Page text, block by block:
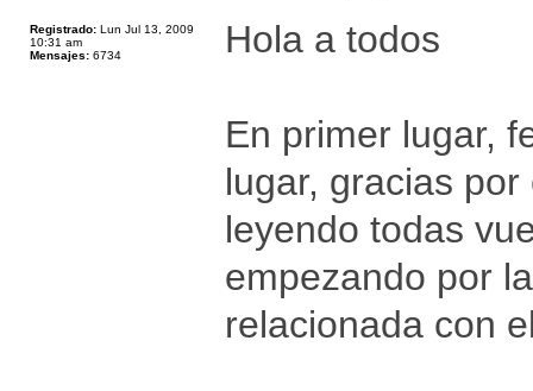
Registrado: Lun Jul 13, 2009
10:31 am
Mensajes: 6734 Hola a todos
En primer lugar,
lugar, gracias
leyendo todas
empezando por
relacionada con